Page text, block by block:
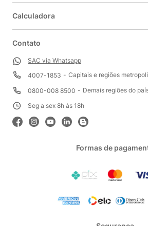
Calculadora
Contato
SAC via Whatsapp
4007-1853
Capitais e regiões
0800-008 8500
Demais regiões do
Seg a sex 8h às 18h
Formas de